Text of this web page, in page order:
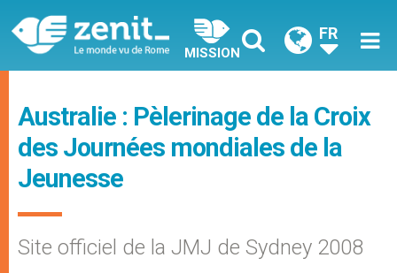
MISSION
FR
Australie : Pèlerinage de la Croix
des Journées mondiales de la
Jeunesse
Site officiel de la JMJ de Sydney 2008